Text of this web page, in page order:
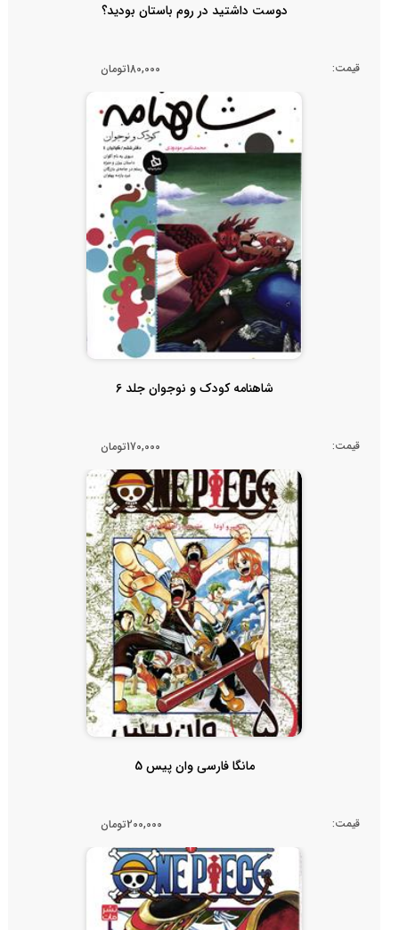
دوست داشتید در روم باستان بودید؟
قیمت: 180,000تومان
شاهنامه کودک و نوجوان جلد 6
قیمت: 170,000تومان
مانگا فارسی وان پیس 5
قیمت: 200,000تومان